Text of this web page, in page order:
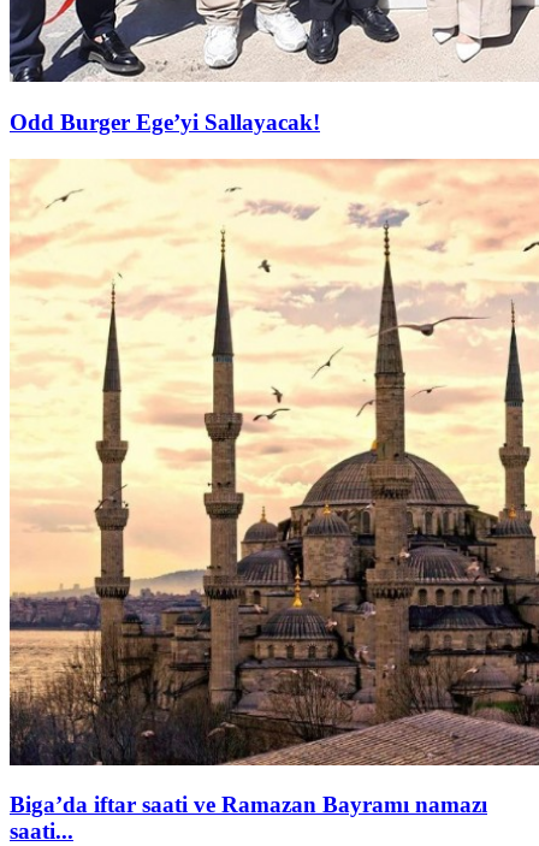
Odd Burger Ege’yi Sallayacak!
Biga’da iftar saati ve Ramazan Bayramı namazı
saati...